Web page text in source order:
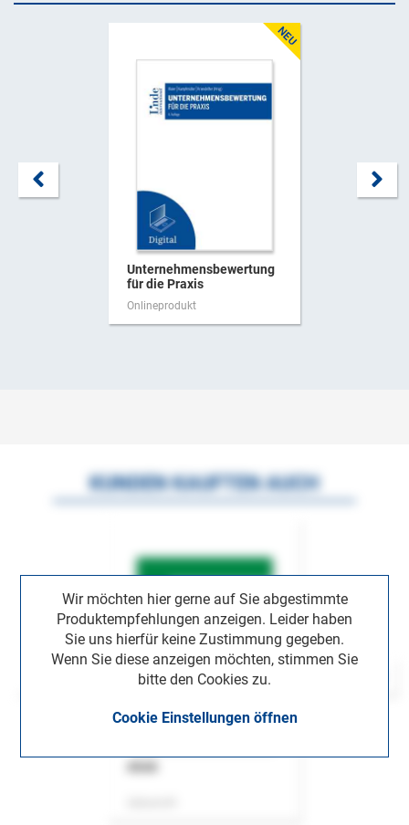
Unternehmensbewertung
für die Praxis
Onlineprodukt
Wir möchten hier gerne auf Sie abgestimmte
Produktempfehlungen anzeigen. Leider haben
Sie uns hierfür keine Zustimmung gegeben.
Wenn Sie diese anzeigen möchten, stimmen Sie
bitte den Cookies zu.
Cookie Einstellungen öffnen
KUNDEN KAUFTEN AUCH